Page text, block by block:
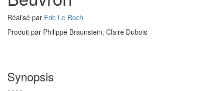
Réalisé par Eric Le Roch
Produit par Philippe Braunstein, Claire Dubois
Synopsis